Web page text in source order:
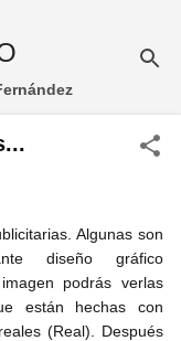
Algunas son
diseño gráfico
podrás verlas
están hechas con
(Real). Después